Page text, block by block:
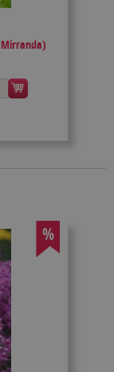
%